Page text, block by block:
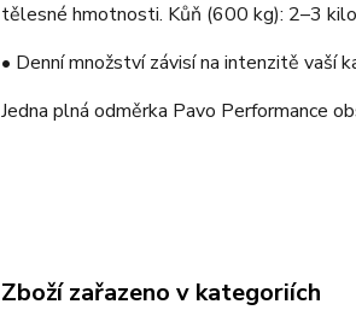
tělesné hmotnosti. Kůň (600 kg): 2–3
• Denní množství závisí na intenzitě vaší
Jedna plná odměrka Pavo Performance
Zboží zařazeno v kategoriích